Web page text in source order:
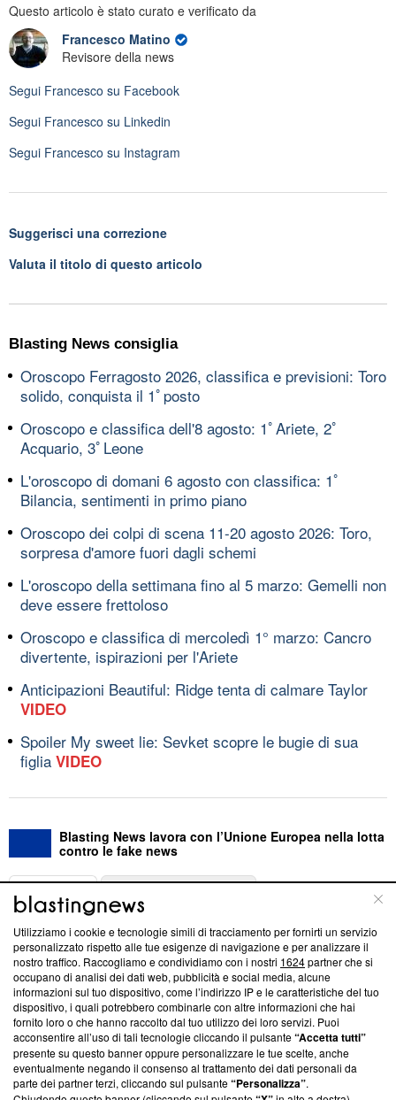
Questo articolo è stato curato e verificato da
Francesco Matino
Revisore della news
Segui Francesco su Facebook
Segui Francesco su Linkedin
Segui Francesco su Instagram
Suggerisci una correzione
Valuta il titolo di questo articolo
Blasting News consiglia
Oroscopo Ferragosto 2026, classifica e previsioni: Toro
solido, conquista il 1ﾟposto
Oroscopo e classifica dell'8 agosto: 1ﾟAriete, 2ﾟ
Acquario, 3ﾟLeone
L'oroscopo di domani 6 agosto con classifica: 1ﾟ
Bilancia, sentimenti in primo piano
Oroscopo dei colpi di scena 11-20 agosto 2026: Toro,
sorpresa d'amore fuori dagli schemi
L'oroscopo della settimana fino al 5 marzo: Gemelli non
deve essere frettoloso
Oroscopo e classifica di mercoledì 1° marzo: Cancro
divertente, ispirazioni per l'Ariete
Anticipazioni Beautiful: Ridge tenta di calmare Taylor
VIDEO
Spoiler My sweet lie: Sevket scopre le bugie di sua
figlia VIDEO
Blasting News lavora con l’Unione Europea nella lotta
contro le fake news
ABOUT
Questa sezione offre informazioni trasparenti su Blasting
News, sui nostri processi editoriali e su come ci impegniamo a
creare news di qualità. Inoltre, afferma la nostra aderenza a
‘Trust Project - News with Integrity’Blasting News non è
ancora membro del programma, ma ha richiesto di farne
parte; Trust Project non ha ancora effettuato una verifica di
conformità agli standard.
Su di noi
Utilizziamo i cookie e tecnologie simili di tracciamento per fornirti un servizio
personalizzato rispetto alle tue esigenze di navigazione e per analizzare il
nostro traffico. Raccogliamo e condividiamo con i nostri 1624partner che si
occupano di analisi dei dati web, pubblicità e social media, alcune
informazioni sul tuo dispositivo, come l’indirizzo IP e le caratteristiche del tuo
dispositivo, i quali potrebbero combinarle con altre informazioni che hai
fornito loro o che hanno raccolto dal tuo utilizzo dei loro servizi. Puoi
acconsentire all’uso di tali tecnologie cliccando il pulsante“Accetta tutti”
presente su questo banner oppure personalizzare le tue scelte, anche
eventualmente negando il consenso al trattamento dei dati personali da
parte dei partner terzi, cliccando sul pulsante“Personalizza”.